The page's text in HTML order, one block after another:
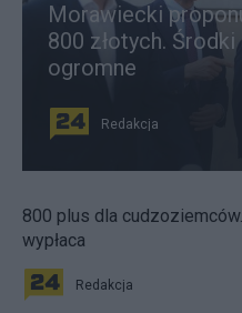
Morawiecki
800 złotych. Środki
ogromne
Redakcja
800 plus dla
wypłaca
Redakcja